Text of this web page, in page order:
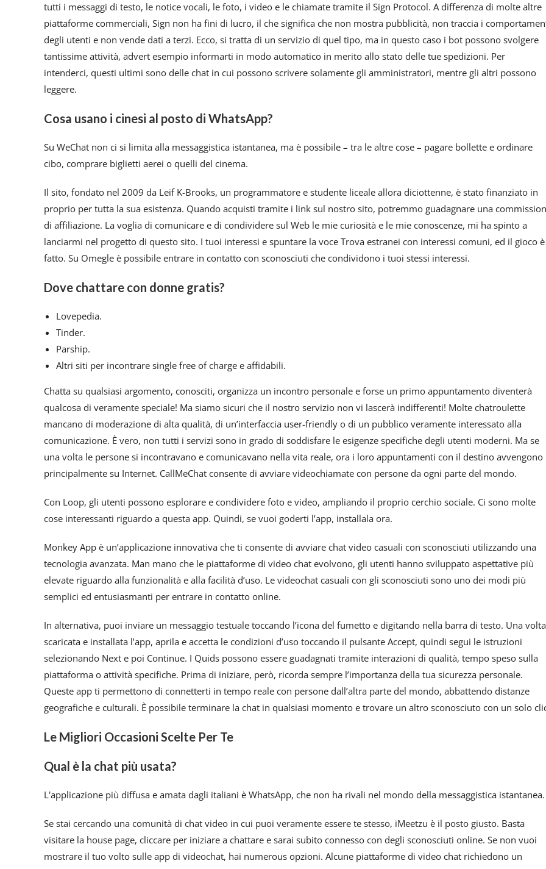
tutti i messaggi di testo, le notice vocali, le foto, i video e le chiamate tramite il Sign Protocol. A differenza di molte altre
piattaforme commerciali, Sign non ha fini di lucro, il che significa che non mostra pubblicità, non traccia i
degli utenti e non vende dati a terzi. Ecco, si tratta di un servizio di quel tipo, ma in questo caso i bot possono svolgere
tantissime attività, advert esempio informarti in modo automatico in merito allo stato delle tue spedizioni. Per
intenderci, questi ultimi sono delle chat in cui possono scrivere solamente gli amministratori, mentre gli altri possono
leggere.
Cosa usano i cinesi al posto di WhatsApp?
Su WeChat non ci si limita alla messaggistica istantanea, ma è possibile – tra le altre cose – pagare bollette e ordinare
cibo, comprare biglietti aerei o quelli del cinema.
Il sito, fondato nel 2009 da Leif K-Brooks, un programmatore e studente liceale allora diciottenne, è stato finanziato in
proprio per tutta la sua esistenza. Quando acquisti tramite i link sul nostro sito, potremmo guadagnare una
di affiliazione. La voglia di comunicare e di condividere sul Web le mie curiosità e le mie conoscenze, mi ha spinto a
lanciarmi nel progetto di questo sito. I tuoi interessi e spuntare la voce Trova estranei con interessi comuni, ed il gioco è
fatto. Su Omegle è possibile entrare in contatto con sconosciuti che condividono i tuoi stessi interessi.
Dove chattare con donne gratis?
Lovepedia.
Tinder.
Parship.
Altri siti per incontrare single free of charge e affidabili.
Chatta su qualsiasi argomento, conosciti, organizza un incontro personale e forse un primo appuntamento diventerà
qualcosa di veramente speciale! Ma siamo sicuri che il nostro servizio non vi lascerà indifferenti! Molte chatroulette
mancano di moderazione di alta qualità, di un’interfaccia user-friendly o di un pubblico veramente interessato alla
comunicazione. È vero, non tutti i servizi sono in grado di soddisfare le esigenze specifiche degli utenti moderni. Ma se
una volta le persone si incontravano e comunicavano nella vita reale, ora i loro appuntamenti con il destino avvengono
principalmente su Internet. CallMeChat consente di avviare videochiamate con persone da ogni parte del mondo.
Con Loop, gli utenti possono esplorare e condividere foto e video, ampliando il proprio cerchio sociale. Ci sono molte
cose interessanti riguardo a questa app. Quindi, se vuoi goderti l’app, installala ora.
Monkey App è un’applicazione innovativa che ti consente di avviare chat video casuali con sconosciuti utilizzando una
tecnologia avanzata. Man mano che le piattaforme di video chat evolvono, gli utenti hanno sviluppato aspettative più
elevate riguardo alla funzionalità e alla facilità d’uso. Le videochat casuali con gli sconosciuti sono uno dei modi più
semplici ed entusiasmanti per entrare in contatto online.
In alternativa, puoi inviare un messaggio testuale toccando l’icona del fumetto e digitando nella barra di testo. Una volta
scaricata e installata l’app, aprila e accetta le condizioni d’uso toccando il pulsante Accept, quindi segui le istruzioni
selezionando Next e poi Continue. I Quids possono essere guadagnati tramite interazioni di qualità, tempo speso sulla
piattaforma o attività specifiche. Prima di iniziare, però, ricorda sempre l’importanza della tua sicurezza personale.
Queste app ti permettono di connetterti in tempo reale con persone dall’altra parte del mondo, abbattendo distanze
geografiche e culturali. È possibile terminare la chat in qualsiasi momento e trovare un altro sconosciuto con un solo
Le Migliori Occasioni Scelte Per Te
Qual è la chat più usata?
L'applicazione più diffusa e amata dagli italiani è WhatsApp, che non ha rivali nel mondo della messaggistica istantanea.
Se stai cercando una comunità di chat video in cui puoi veramente essere te stesso, iMeetzu è il posto giusto. Basta
visitare la house page, cliccare per iniziare a chattare e sarai subito connesso con degli sconosciuti online. Se non vuoi
mostrare il tuo volto sulle app di videochat, hai numerous opzioni. Alcune piattaforme di video chat richiedono un